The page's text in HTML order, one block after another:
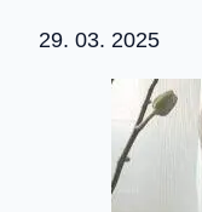
29. 03. 2025